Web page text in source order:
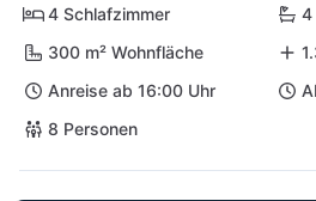
4 Schlafzimmer
4
300 m² Wohnfläche
Anreise ab 16:00 Uhr
8 Personen